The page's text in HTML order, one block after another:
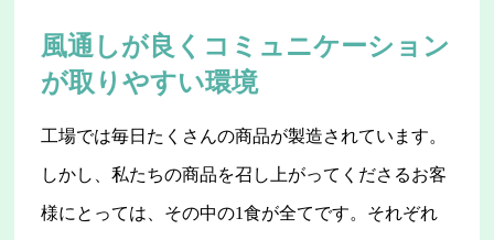
風通しが良くコミュニケーション
が取りやすい環境
工場では毎日たくさんの商品が製造されています。
しかし、私たちの商品を召し上がってくださるお客
様にとっては、その中の1食が全てです。それぞれ